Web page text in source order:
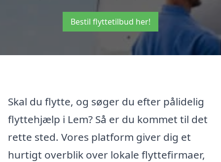
Bestil flyttetilbud her!
Skal du flytte, og søger du efter pålidelig
flyttehjælp i Lem? Så er du kommet til det
rette sted. Vores platform giver dig et
hurtigt overblik over lokale flyttefirmaer,